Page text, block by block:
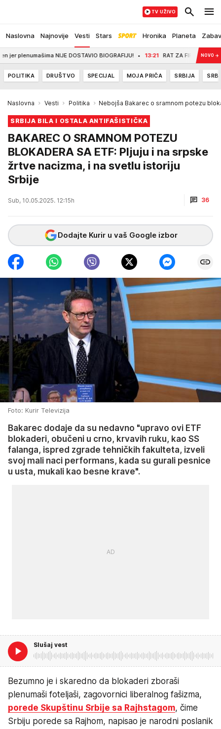
Naslovna Najnovije Vesti Stars Hronika Planeta
TV UŽIVO
NIJE DOSTAVIO BIOGRAFIJU! 13:21 RAT ZA FIFA TRON - 211
NOVO →
POLITIKA DRUŠTVO SPECIJAL MOJA PRIČA SRBIJA
Naslovna Vesti Politika Nebojša Bakarec o sramnom potezu
SRBIJA BILA I OSTALA ANTIFAŠISTIČKA
BAKAREC O SRAMNOM POTEZU
BLOKADERA SA ETF: Pljuju i na srpske
žrtve nacizma, i na svetlu istoriju
Srbije
Sub, 10.05.2025. 12:15h 36
Dodajte Kurir u vaš Google izbor
Foto: Kurir Televizija
Bakarec dodaje da su nedavno "upravo ovi ETF
blokaderi, obučeni u crno, krvavih ruku, kao SS
falanga, ispred zgrade tehničkih fakulteta, izveli
svoj mali naci performans, kada su gurali pesnice
u usta, mukali kao besne krave".
Slušaj vest
Bezumno je i skaredno da blokaderi zboraši
plenumaši foteljaši, zagovornici liberalnog fašizma,
porede Skupštinu Srbije sa Rajhstagom, čime
Srbiju porede sa Rajhom, napisao je narodni poslanik